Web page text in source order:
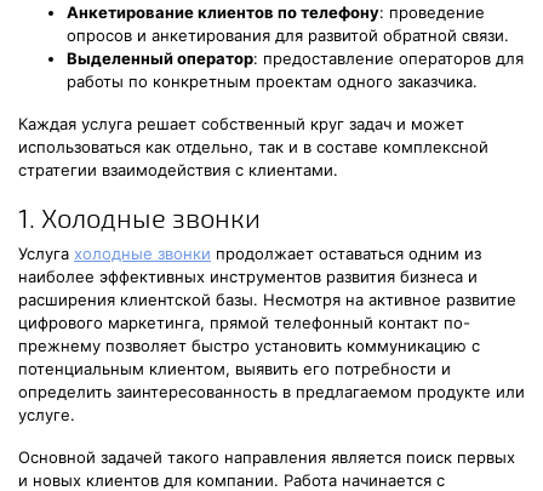
Анкетирование клиентов по телефону: проведение
опросов и анкетирования для развитой обратной связи.
Выделенный оператор: предоставление операторов для
работы по конкретным проектам одного заказчика.
Каждая услуга решает собственный круг задач и может
использоваться как отдельно, так и в составе комплексной
стратегии взаимодействия с клиентами.
1. Холодные звонки
Услуга холодные звонки продолжает оставаться одним из
наиболее эффективных инструментов развития бизнеса и
расширения клиентской базы. Несмотря на активное развитие
цифрового маркетинга, прямой телефонный контакт по-
прежнему позволяет быстро установить коммуникацию с
потенциальным клиентом, выявить его потребности и
определить заинтересованность в предлагаемом продукте или
услуге.
Основной задачей такого направления является поиск первых
и новых клиентов для компании. Работа начинается с